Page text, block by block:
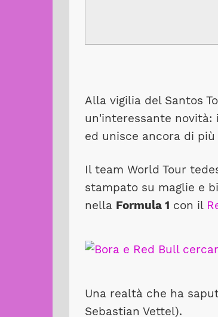
Alla vigilia del Santos
un'interessante novità:
ed unisce ancora di
Il team World Tour
stampato su maglie e
nella Formula 1 con il
Una realtà che ha
Sebastian Vettel).